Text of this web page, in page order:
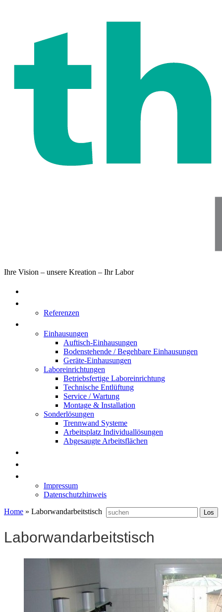
Ihre Vision – unsere Kreation – Ihr Labor
Referenzen
Einhausungen
Auftisch-Einhausungen
Bodenstehende / Begehbare Einhausungen
Geräte-Einhausungen
Laboreinrichtungen
Betriebsfertige Laboreinrichtung
Technische Entlüftung
Service / Wartung
Montage & Installation
Sonderlösungen
Trennwand Systeme
Arbeitsplatz Individuallösungen
Abgesaugte Arbeitsflächen
Impressum
Datenschutzhinweis
Home » Laborwandarbeitstisch
Laborwandarbeitstisch